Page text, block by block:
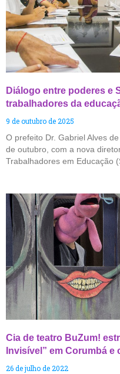
Diálogo entre poderes e
trabalhadores da
9 de outubro de 2025
O prefeito Dr. Gabriel Alves
de outubro, com a nova
Trabalhadores em Educação
Cia de teatro BuZum!
Invisível” em Corumbá e
26 de julho de 2022